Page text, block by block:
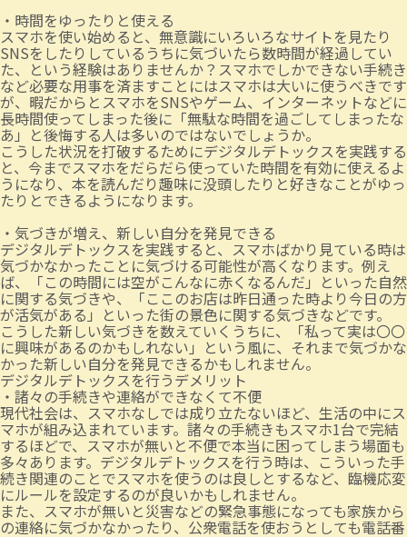
・時間をゆったりと使える
スマホを使い始めると、無意識にいろいろなサイトを見たり
SNSをしたりしているうちに気づいたら数時間が経過してい
た、という経験はありませんか？スマホでしかできない手続き
など必要な用事を済ますことにはスマホは大いに使うべきです
が、暇だからとスマホをSNSやゲーム、インターネットなどに
長時間使ってしまった後に「無駄な時間を過ごしてしまったな
あ」と後悔する人は多いのではないでしょうか。
こうした状況を打破するためにデジタルデトックスを実践する
と、今までスマホをだらだら使っていた時間を有効に使えるよ
うになり、本を読んだり趣味に没頭したりと好きなことがゆっ
たりとできるようになります。
・気づきが増え、新しい自分を発見できる
デジタルデトックスを実践すると、スマホばかり見ている時は
気づかなかったことに気づける可能性が高くなります。例え
ば、「この時間には空がこんなに赤くなるんだ」といった自然
に関する気づきや、「ここのお店は昨日通った時より今日の方
が活気がある」といった街の景色に関する気づきなどです。
こうした新しい気づきを数えていくうちに、「私って実は〇〇
に興味があるのかもしれない」という風に、それまで気づかな
かった新しい自分を発見できるかもしれません。
デジタルデトックスを行うデメリット
・諸々の手続きや連絡ができなくて不便
現代社会は、スマホなしでは成り立たないほど、生活の中にス
マホが組み込まれています。諸々の手続きもスマホ1台で完結
するほどで、スマホが無いと不便で本当に困ってしまう場面も
多々あります。デジタルデトックスを行う時は、こういった手
続き関連のことでスマホを使うのは良しとするなど、臨機応変
にルールを設定するのが良いかもしれません。
また、スマホが無いと災害などの緊急事態になっても家族から
の連絡に気づかなかったり、公衆電話を使おうとしても電話番